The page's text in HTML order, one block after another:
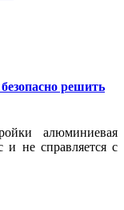
решить
алюминиевая
и не справляется с